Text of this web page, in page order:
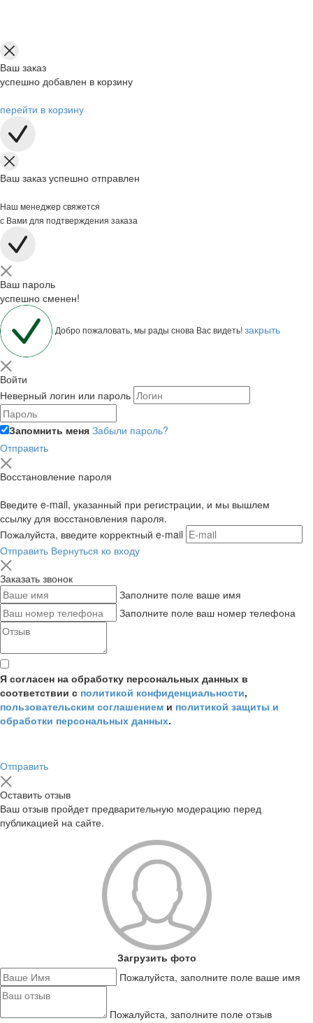
Ваш заказ
успешно добавлен в корзину
перейти в корзину
Ваш заказ успешно отправлен
Наш менеджер свяжется
с Вами для подтверждения заказа
Ваш пароль
успешно сменен!
Добро пожаловать, мы рады снова Вас видеть!закрыть
Войти
Неверный логин или пароль
Запомнить меня Забыли пароль?
Отправить
Восстановление пароля
Введите e-mail, указанный при регистрации, и мы вышлем
ссылку для восстановления пароля.
Пожалуйста, введите корректный e-mail
Отправить Вернуться ко входу
Заказать звонок
Заполните поле ваше имя
Заполните поле ваш номер телефона
Я согласен на обработку персональных данных в
соответствии с политикой конфиденциальности,
пользовательским соглашением и политикой защиты и
обработки персональных данных.
Отправить
Оставить отзыв
Ваш отзыв пройдет предварительную модерацию перед
публикацией на сайте.
Загрузить фото
Пожалуйста, заполните поле ваше имя
Пожалуйста, заполните поле отзыв